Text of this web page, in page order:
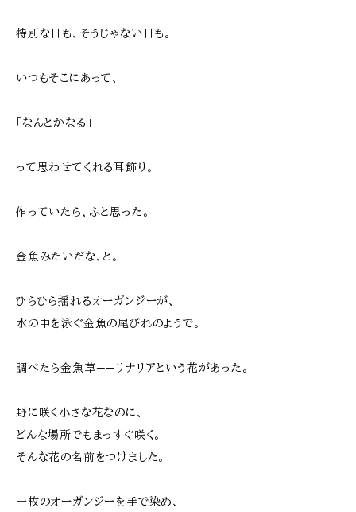
特別な日も、そうじゃない日も。
いつもそこにあって、
「なんとかなる」
って思わせてくれる耳飾り。
作っていたら、ふと思った。
金魚みたいだな、と。
ひらひら揺れるオーガンジーが、
水の中を泳ぐ金魚の尾びれのようで。
調べたら金魚草——リナリアという花があった。
野に咲く小さな花なのに、
どんな場所でもまっすぐ咲く。
そんな花の名前をつけました。
一枚のオーガンジーを手で染め、